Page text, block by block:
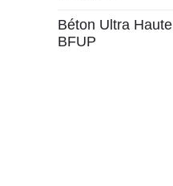
Béton Ultra
BFUP